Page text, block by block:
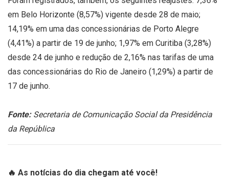
em Belo Horizonte (8,57%) vigente desde 28 de maio;
14,19% em uma das concessionárias de Porto Alegre
(4,41%) a partir de 19 de junho; 1,97% em Curitiba (3,28%)
desde 24 de junho e redução de 2,16% nas tarifas de uma
das concessionárias do Rio de Janeiro (1,29%) a partir de
17 de junho.
Fonte:Secretaria de Comunicação Social da Presidência
da República
🔥 As notícias do dia chegam até você!